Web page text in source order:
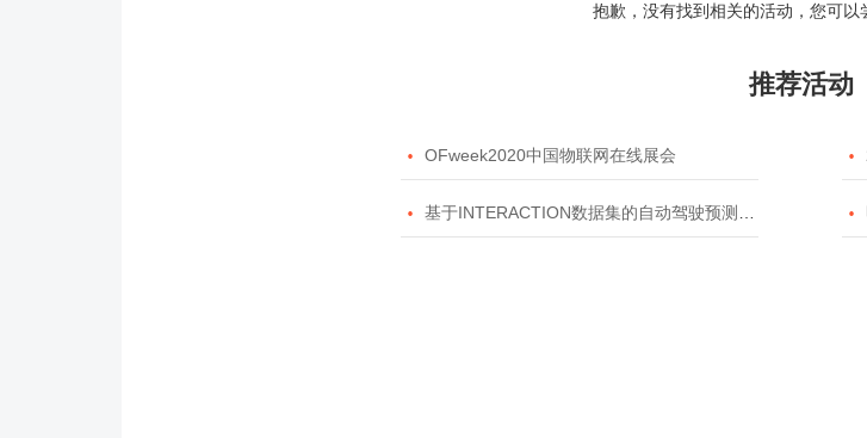
抱歉，没有找到相关的活动，您可以
推荐活动
 OFweek2020中国物联网在线展会 
 基于INTERACTION数据集的自动驾驶预测模型挑战赛 